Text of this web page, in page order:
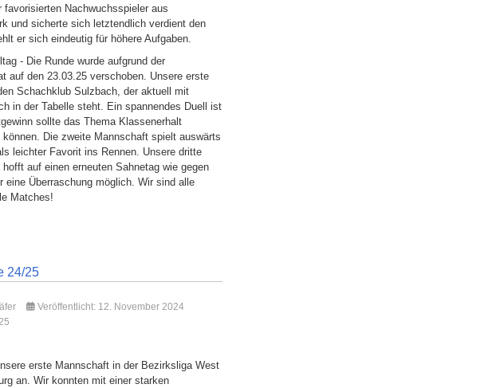
Nachwuchsspieler aus
und sicherte sich letztendlich verdient den
er sich eindeutig für höhere Aufgaben.
- Die Runde wurde aufgrund der
auf den 23.03.25 verschoben. Unsere erste
Schachklub Sulzbach, der aktuell mit
in der Tabelle steht. Ein spannendes Duell ist
sollte das Thema Klassenerhalt
Die zweite Mannschaft spielt auswärts
leichter Favorit ins Rennen. Unsere dritte
auf einen erneuten Sahnetag wie gegen
eine Überraschung möglich. Wir sind alle
Matches!
24/25
Veröffentlicht: 12. November 2024
erste Mannschaft in der Bezirksliga West
an. Wir konnten mit einer starken